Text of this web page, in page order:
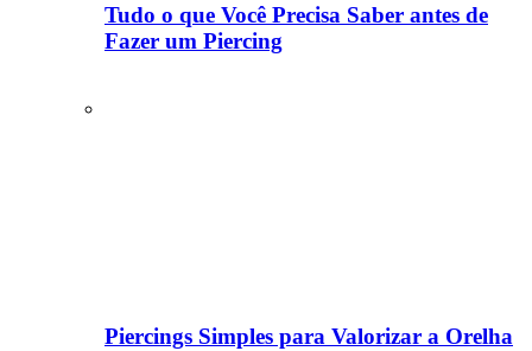
Tudo o que Você Precisa Saber antes de
Fazer um Piercing
Piercings Simples para Valorizar a Orelha